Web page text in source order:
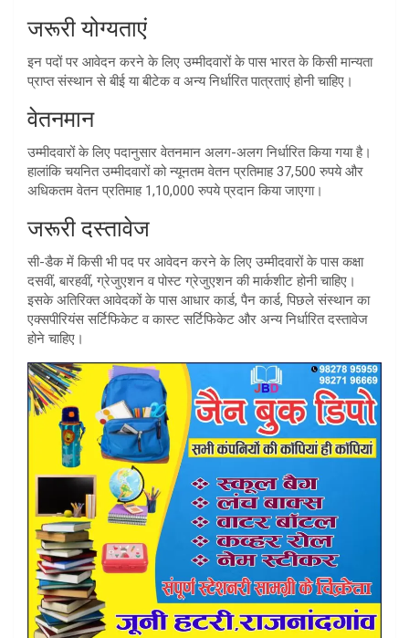
जरूरी योग्यताएं
इन पदों पर आवेदन करने के लिए उम्मीदवारों के पास भारत के किसी मान्यता
प्राप्त संस्थान से बीई या बीटेक व अन्य निर्धारित पात्रताएं होनी चाहिए।
वेतनमान
उम्मीदवारों के लिए पदानुसार वेतनमान अलग-अलग निर्धारित किया गया है।
हालांकि चयनित उम्मीदवारों को न्यूनतम वेतन प्रतिमाह 37,500 रुपये और
अधिकतम वेतन प्रतिमाह 1,10,000 रुपये प्रदान किया जाएगा।
जरूरी दस्तावेज
सी-डैक में किसी भी पद पर आवेदन करने के लिए उम्मीदवारों के पास कक्षा
दसवीं, बारहवीं, ग्रेजुएशन व पोस्ट ग्रेजुएशन की मार्कशीट होनी चाहिए।
इसके अतिरिक्त आवेदकों के पास आधार कार्ड, पैन कार्ड, पिछले संस्थान का
एक्सपीरियंस सर्टिफिकेट व कास्ट सर्टिफिकेट और अन्य निर्धारित दस्तावेज
होने चाहिए।